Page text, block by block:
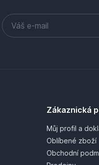
Zákaznická
Můj profil a
Oblíbené zboží
Obchodní